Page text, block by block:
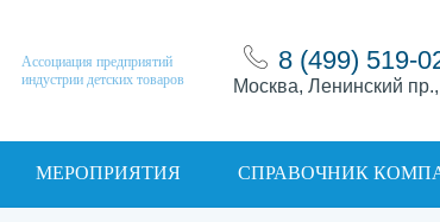
Ассоциация предприятий
индустрии детских товаров
8 (499) 519-
Москва, Ленинский
МЕРОПРИЯТИЯ СПРАВОЧНИК